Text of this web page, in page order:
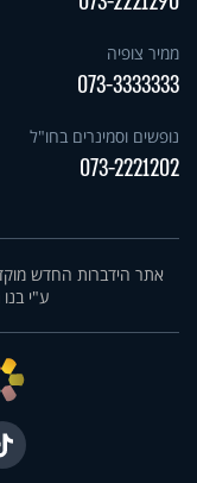
ממיר צופיה
073-3333333
נופשים וסמינרים בחו"ל
073-2221202
אתר הידברות החדש
ע"י בנו